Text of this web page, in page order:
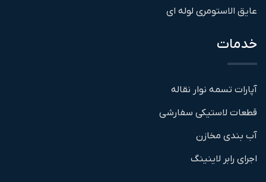
عایق الاستومری لوله ای
خدمات
آپارات تسمه نوار نقاله
قطعات لاستیکی سفارشی
آب بندی مخازن
اجرای رابر لاینینگ